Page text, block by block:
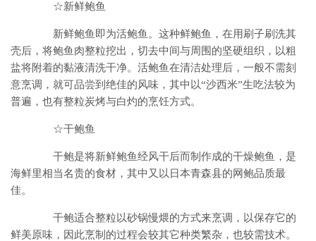
☆新鲜鲍鱼
新鲜鲍鱼即为活鲍鱼。这种鲜鲍鱼，在用刷子刷洗其
壳后，将鲍鱼肉整粒挖出，切去中间与周围的坚硬组织，以粗
盐将附着的黏液清洗干净。活鲍鱼在清洁处理后，一般不需刻
意烹调，就可品尝到绝佳的风味，其中以“沙西米”生吃法较为
普遍，也有整粒炭烤与白灼的烹饪方式。
☆干鲍鱼
干鲍是将新鲜鲍鱼经风干后而制作成的干燥鲍鱼，是
海鲜里相当名贵的食材，其中又以日本青森县的网鲍品质最
佳。
干鲍适合整粒以砂锅慢煨的方式来烹调，以保存它的
鲜美原味，因此烹制的过程会较其它种类繁杂，也较需技术。